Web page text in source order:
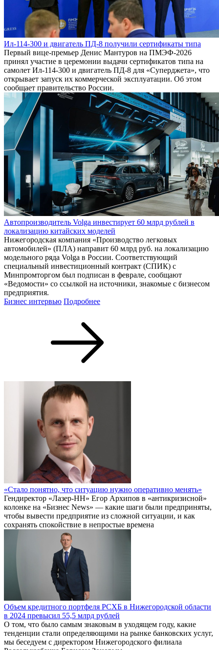
Ил-114-300 и двигатель ПД-8 получили сертификаты типа
Первый вице-премьер Денис Мантуров на ПМЭФ-2026
принял участие в церемонии выдачи сертификатов типа на
самолет Ил-114-300 и двигатель ПД-8 для «Суперджета», что
открывает запуск их коммерческой эксплуатации. Об этом
сообщает правительство России.
Автопроизводитель Volga инвестирует 60 млрд рублей в
локализацию китайских моделей
Нижегородская компания «Производство легковых
автомобилей» (ПЛА) направит 60 млрд руб. на локализацию
модельного ряда Volga в России. Соответствующий
специальный инвестиционный контракт (СПИК) с
Минпромторгом был подписан в феврале, сообщают
«Ведомости» со ссылкой на источники, знакомые с бизнесом
предприятия.
Бизнес интервью Подробнее
«Стало понятно, что ситуацию нужно оперативно менять»
Гендиректор «Лазер-НН» Егор Архипов в «антикризисной»
колонке на «Бизнес News» — какие шаги были предприняты,
чтобы вывести предприятие из сложной ситуации, и как
сохранять спокойствие в непростые времена
Объем кредитного портфеля РСХБ в Нижегородской области
в 2024 превысил 55,5 млрд рублей
О том, что было самым знаковым в уходящем году, какие
тенденции стали определяющими на рынке банковских услуг,
мы беседуем с директором Нижегородского филиала